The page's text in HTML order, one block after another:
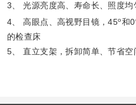
3、光源亮度高、寿命长、照度均
4、高眼点、高视野目镜，45o和0
的检查床
5、直立支架，拆卸简单、节省空